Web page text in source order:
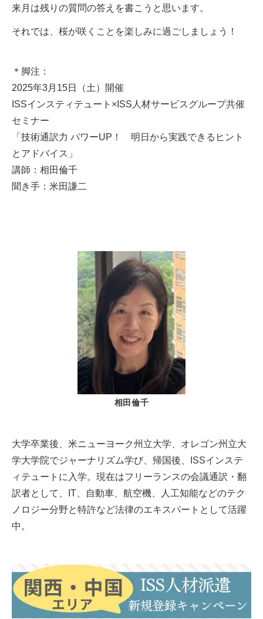
来月は残りの質問の答えを書こうと思います。
それでは、桜が咲くことを楽しみに過ごしましょう！
＊脚注：
2025年3月15日（土）開催
ISSインスティテュート×ISS人材サービスグループ共催
セミナー
「技術通訳力 パワーUP！ 明日から実践できるヒント
とアドバイス」
講師：相田倫千
聞き手：米田謙二
相田倫千
大学卒業後、米ニューヨーク州立大学、オレゴン州立大
学大学院でジャーナリズム学び、帰国後、ISSインステ
ィテュートに入学。現在はフリーランスの会議通訳・翻
訳者として、IT、自動車、航空機、人工知能などのテク
ノロジー分野と特許など法律のエキスパートとして活躍
中。